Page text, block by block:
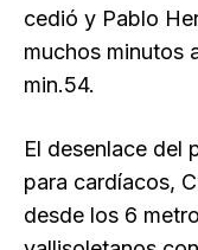
cedió y Pablo
muchos minutos
min.54.
El desenlace del
para cardíacos,
desde los 6